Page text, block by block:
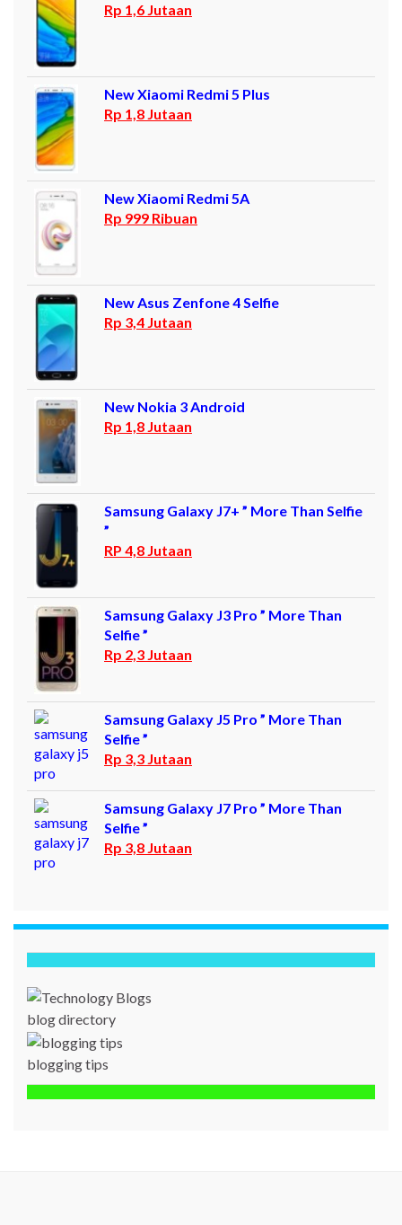
Rp 1,6 Jutaan
New Xiaomi Redmi 5 Plus
Rp 1,8 Jutaan
New Xiaomi Redmi 5A
Rp 999 Ribuan
New Asus Zenfone 4 Selfie
Rp 3,4 Jutaan
New Nokia 3 Android
Rp 1,8 Jutaan
Samsung Galaxy J7+ ” More Than Selfie
”
RP 4,8 Jutaan
Samsung Galaxy J3 Pro ” More Than
Selfie ”
Rp 2,3 Jutaan
Samsung Galaxy J5 Pro ” More Than
Selfie ”
Rp 3,3 Jutaan
Samsung Galaxy J7 Pro ” More Than
Selfie ”
Rp 3,8 Jutaan
blog directory
blogging tips